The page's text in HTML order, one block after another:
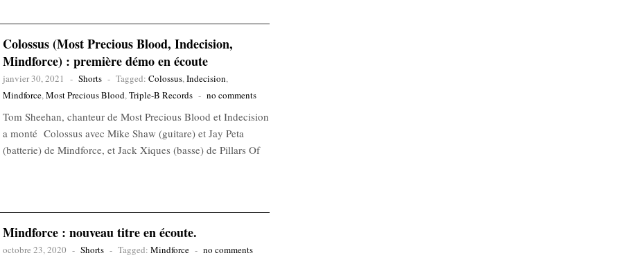
Colossus (Most Precious Blood, Indecision,
Mindforce) : première démo en écoute
janvier 30, 2021 - Shorts - Tagged: Colossus,Indecision,
Mindforce,Most Precious Blood,Triple-B Records - no comments
Tom Sheehan, chanteur de Most Precious Blood et Indecision
a monté Colossus avec Mike Shaw (guitare) et Jay Peta
(batterie) de Mindforce, et Jack Xiques (basse) de Pillars Of
Mindforce : nouveau titre en écoute.
octobre 23, 2020 - Shorts - Tagged: Mindforce - no comments